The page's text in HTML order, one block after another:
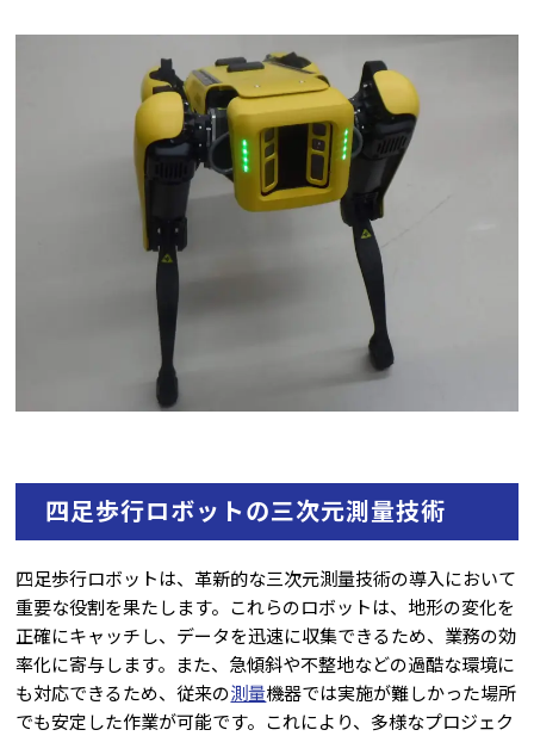
四足歩行ロボットの三次元測量技術
四足歩行ロボットは、革新的な三次元測量技術の導入において
重要な役割を果たします。これらのロボットは、地形の変化を
正確にキャッチし、データを迅速に収集できるため、業務の効
率化に寄与します。 また、急傾斜や不整地などの過酷な環境に
も対応できるため、従来の測量機器では実施が難しかった場所
でも安定した作業が可能です。これにより、多様なプロジェク